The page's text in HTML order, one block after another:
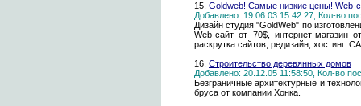
15. Goldweb! Самые низкие цены! Web-
Добавлено: 19.06.03 15:42:27, Кол-во
Дизайн студия "GoldWeb" по
Web-сайт от 70$, интернет-магазин
раскрутка сайтов, редизайн,
16. Строительство деревянных домов
Добавлено: 20.12.05 11:58:50, Кол-во
Безграничные архитектурные и
бруса от компании Хонка.